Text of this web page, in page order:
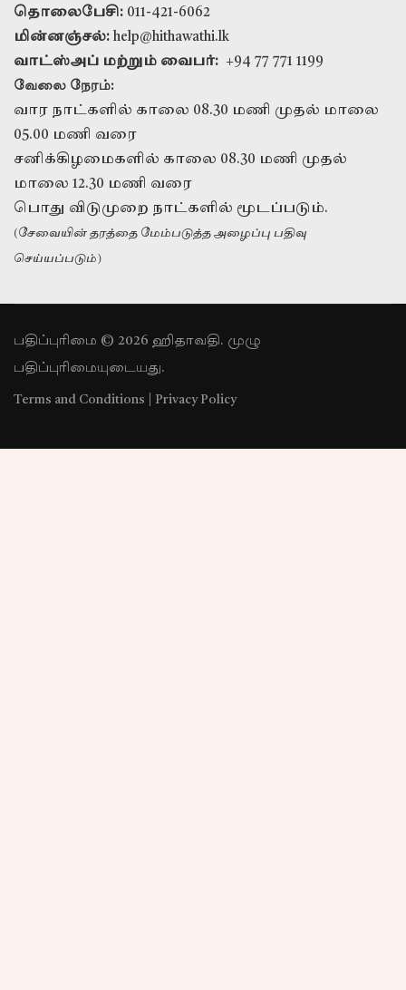
தொலைபேசி: 011-421-6062
மின்னஞ்சல்: help@hithawathi.lk
வாட்ஸ்அப் மற்றும் வைபர்: +94 77 771 1199
வேலை நேரம்:
வார நாட்களில் காலை 08.30 மணி முதல் மாலை
05.00 மணி வரை
சனிக்கிழமைகளில் காலை 08.30 மணி முதல்
மாலை 12.30 மணி வரை
பொது விடுமுறை நாட்களில் மூடப்படும்.
(சேவையின் தரத்தை மேம்படுத்த அழைப்பு பதிவு
செய்யப்படும்)
பதிப்புரிமை © 2026 ஹிதாவதி. முழு
பதிப்புரிமையுடையது.
Terms and Conditions Privacy Policy